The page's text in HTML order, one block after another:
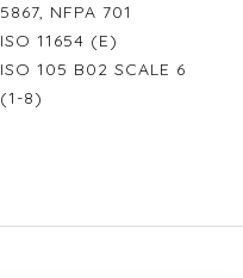
5867, NFPA 701
ISO 11654 (E)
ISO 105 B02 SCALE 6
(1-8)